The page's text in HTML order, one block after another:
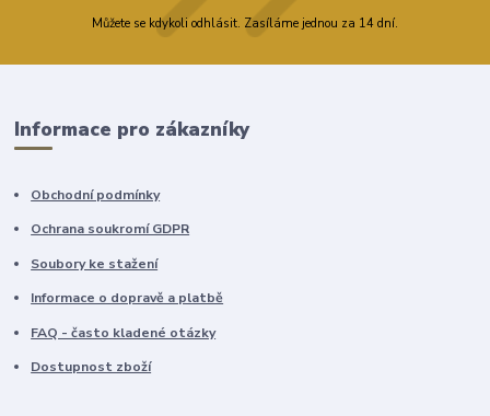
Můžete se kdykoli odhlásit. Zasíláme jednou za 14 dní.
Informace pro zákazníky
Obchodní podmínky
Ochrana soukromí GDPR
Soubory ke stažení
Informace o dopravě a platbě
FAQ - často kladené otázky
Dostupnost zboží